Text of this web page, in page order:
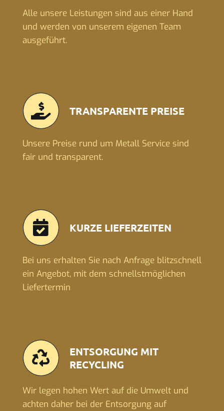
Alle unsere Leistungen sind aus einer Hand
und werden von unserem eigenen Team
ausgeführt.
TRANSPARENTE PREISE
Unsere Preise rund um Metall Service sind
fair und transparent.
KURZE LIEFERZEITEN
Bei uns erhalten Sie nach Anfrage blitzschnell
ein Angebot, mit dem schnellstmöglichen
Liefertermin
ENTSORGUNG MIT
RECYCLING
Wir legen hohen Wert auf die Umwelt und
achten daher bei der Entsorgung auf